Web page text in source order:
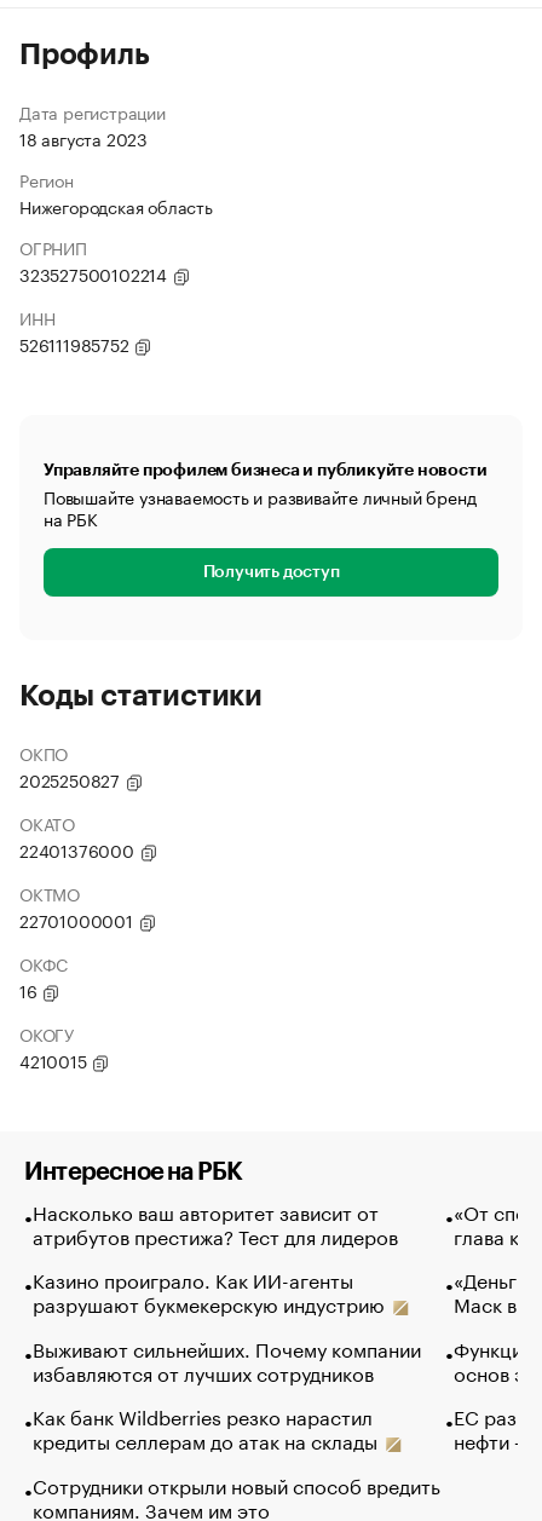
Профиль
Дата регистрации
18 августа 2023
Регион
Нижегородская область
ОГРНИП
323527500102214
ИНН
526111985752
Управляйте профилем бизнеса и публикуйте новости
Повышайте узнаваемость и развивайте личный бренд
на РБК
Получить доступ
Коды статистики
ОКПО
2025250827
ОКАТО
22401376000
ОКТМО
22701000001
ОКФС
16
ОКОГУ
4210015
Интересное на РБК
Насколько ваш авторитет зависит от
атрибутов престижа? Тест для лидеров
Казино проиграло. Как ИИ-агенты
разрушают букмекерскую индустрию
Выживают сильнейших. Почему компании
избавляются от лучших сотрудников
Как банк Wildberries резко нарастил
кредиты селлерам до атак на склады
Сотрудники открыли новый способ вредить
компаниям. Зачем им это
«От
глава
«Деньги
Маск в
Функции
основ
ЕС
нефти —